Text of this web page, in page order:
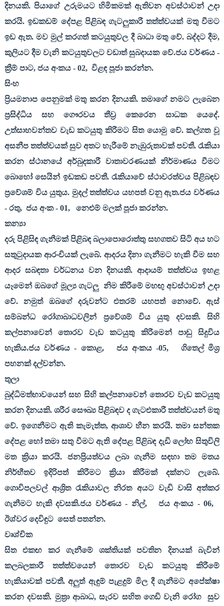
දිනයකි. පියාගේ උරුමයට හිමිකමක් ඇතිවන අවස්ථාවන් උදා
කරයි. ඉඩකඩම් දේපළ පිළිබඳ ගැටලුකාරී තත්ත්වයක් මතු වීමට
ඉඩ ඇත. මව මුල් කරගත් කටයුතුවල දී බාධා මතු වේ. බද්දට දීම,
කුලියට දීම වැනි කටයුතුවලට වඩාත් සුබදායක වේ.ජය වර්ණය -
ක්‍රීම් පාට, ජය අංකය - 02, විළඳ පූජා කරන්න.
සිංහ
ප්‍රියමනාප පෙනුමක් මතු කරන දිනයකි. තමාගේ නමට ලැබෙන
ප්‍රසිද්ධිය සහ ගෞරවය තීව්‍ර කෙරෙන සාධක යෙදේ.
උත්සාහවන්තව වැඩ කටයුතු කිරීමට සිත යොමු වේ. කල්ගත වූ
අසනීප තත්ත්වයක් සුව අතට හැරීමේ නැඹුරුතාවක් පවතී. රැකියා
කරන ස්ථානයේ අර්බුදකාරී වාතාවරණයක් නිර්මාණය වීමට
බොහෝ සෙයින් ඉඩකඩ පවතී. රැකියාවේ ස්ථාවරත්වය පිළිබඳව
ප්‍රවේශම් විය යුතුය. මුදල් තත්ත්වය යහපත් වනු ඇත.ජය වර්ණය
- රතු, ජය අංක - 01,
නෙළුම් මලක් පූජා කරන්න.
කන්‍යා
දරු පිළිසිඳ ගැනීමක් පිළිබඳ බලාපොරොත්තු සහගතව සිටි අය හට
සතුටුදායක ආරංචියක් ලැබේ. ආදරය දිනා ගැනීමට හැකි වීම සහ
ආදර සබඳතා වර්ධනය වන දිනයකි. ආදායම් තත්ත්වය ඉහළ
යෑමෙන් ඔබගේ මූල්‍ය ගැටලු නිම කිරීමේ මහඟු අවස්ථාවන් උදා
වේ. නමුත් ඔබගේ දරුවන්ට එතරම් යහපත් නොවේ. ඇස්
සම්බන්ධ රෝගාබාධවලින් ප්‍රවේශම් විය යුතු දවසකි. සිහි
කල්පනාවෙන් තොරව වැඩ කටයුතු කිරීමෙන් පාඩු සිදුවිය
හැකිය.ජය වර්ණය - කොළ, ජය අංකය -05,
ගිතෙල් මිශ්‍ර
පහනක් දල්වන්න.
තුලා
බුද්ධිමත්භාවයෙන් සහ සිහි කල්පනාවෙන් තොරව වැඩ කටයුතු
කරන දිනයකි. ශරීර සෞඛ්‍ය පිළිබඳව ද ගැටළුකාරී තත්ත්වයන් මතු
වේ. ඉගෙනීමට ඇති කැමැත්ත, ආශාව හීන කරයි. තමා සන්තක
දේපළ හෝ තමා සතු වීමට ඇති දේපළ පිළිබඳ දැඩි ලෝභ සිතුවිලි
මත ක්‍රියා කරයි. ජනප්‍රියත්වය ලබා ගැනීම සඳහා තම මතය
නිර්භීතව ඉදිරිපත් කිරීමට ක්‍රියා කිරීමක් දක්නට ලැබේ.
ගොවිපලවල් ආශ්‍රිත රැකියාවල නිරත අයට වැඩි වාසි අත්කර
ගැනීමට හැකි දවසකි.ජය වර්ණය - නිල්, ජය අංකය -06,
ඊශ්වර දෙවිඳුට සෙත් පතන්න.
වෘශ්චික
සිත එකඟ කර ගැනීමේ ශක්තියක් පවතින දිනයක් බැවින්
කලබලකාරී තත්ත්වයෙන් තොරව වැඩ කටයුතු කිරීමේ
හැකියාවක් පවතී. අලුත් ඇඳුම් පැළදුම් මිල දී ගැනීමට අපේක්ෂා
කරන දවසකි. මුත්‍රා ආබාධ,සැරව සහිත ගෙඩි වැනි රෝග සුව